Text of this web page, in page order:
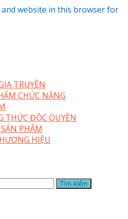
and website in this browser for
TRUYỀN
CHỨC NĂNG
THỨC ĐỘC QUYỀN
PHẨM
HIỆU